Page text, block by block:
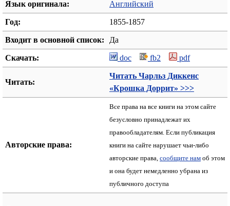
Язык оригинала: Английский
Год: 1855-1857
Входит в основной список: Да
Скачать: doc fb2 pdf
Читать:
Читать Чарльз Диккенс
«Крошка Доррит» >>>
Авторские права:
Все права на все книги на этом сайте
безусловно принадлежат их
правообладателям. Если публикация
книги на сайте нарушает чьи-либо
авторские права, сообщите нам об этом
и она будет немедленно убрана из
публичного доступа